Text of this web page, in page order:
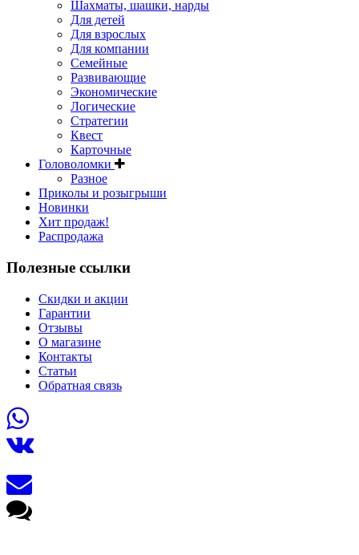
Шахматы, шашки, нарды
Для детей
Для взрослых
Для компании
Семейные
Развивающие
Экономические
Логические
Стратегии
Квест
Карточные
Головоломки
Разное
Приколы и розыгрыши
Новинки
Хит продаж!
Распродажа
Полезные ссылки
Скидки и акции
Гарантии
Отзывы
О магазине
Контакты
Статьи
Обратная связь